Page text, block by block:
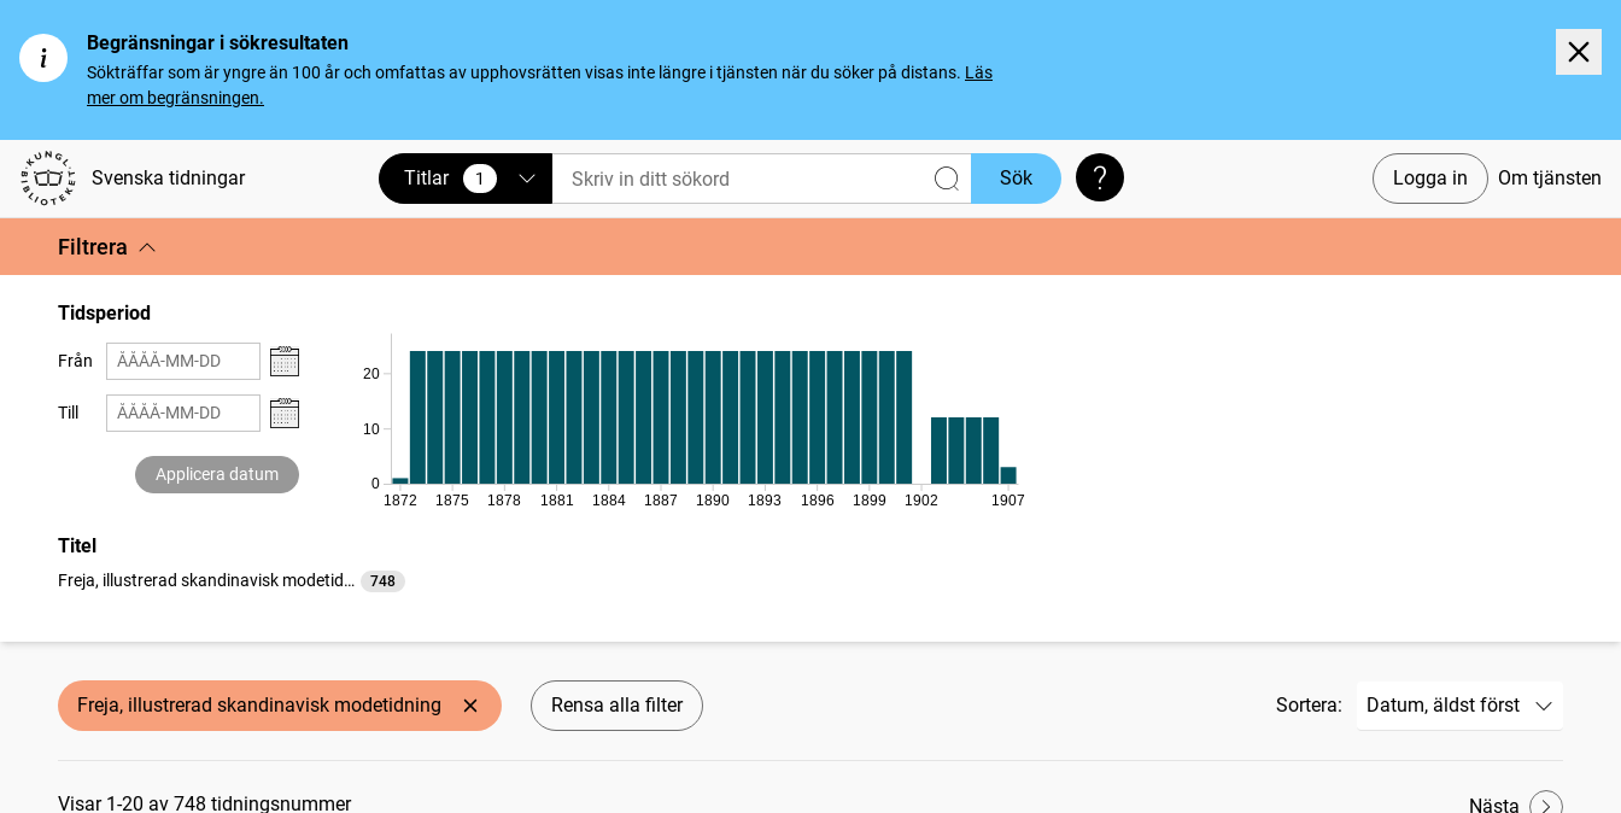
Begränsningar i sökresultaten
Sökträffar som är yngre än 100 år och omfattas av upphovsrätten visas inte längre i tjänsten när du söker på distans. Läs
mer om begränsningen.
Svenska tidningar Logga in Om tjänsten
Titlar 1
vald Sök Söktips
Filtrera
Tidsperiod
Från
Till
Applicera datum
0
10
20
1872 1875 1878 1881 1884 1887 1890 1893 1896 1899 1902 1907
Titel
Freja, illustrerad skandinavisk modetidning 748
träffar
Freja, illustrerad skandinavisk modetidning Rensa alla filter Sortera:
Sökresultat
Visar 1-20 av 748 tidningsnummer Nästa